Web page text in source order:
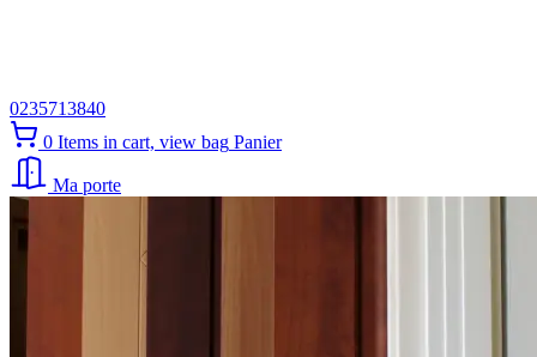
0235713840
0 Items in cart, view bag Panier
Ma porte